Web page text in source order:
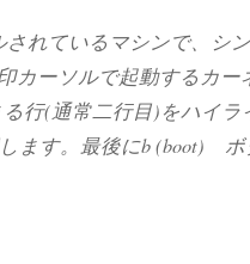
されているマシンで、シ
カーソルで起動するカ
る行(通常二行目)をハイ
ます。最後にb (boot)